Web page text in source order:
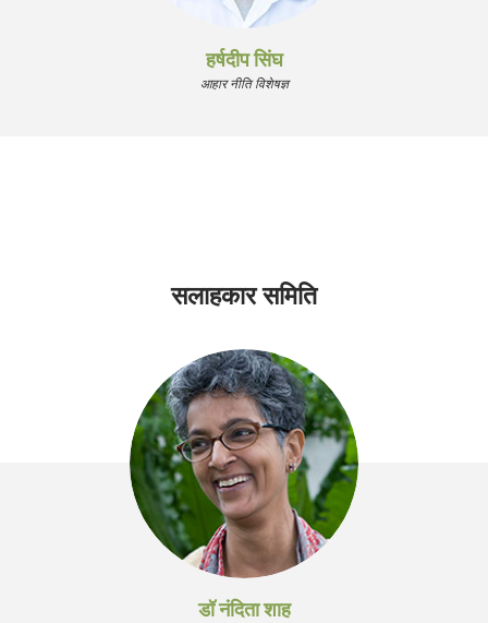
हर्षदीप सिंघ
आहार नीति विशेषज्ञ
सलाहकार समिति
डॉ नंदिता शाह